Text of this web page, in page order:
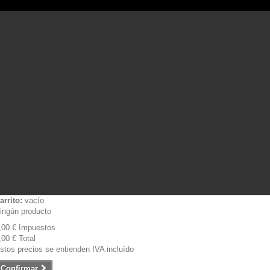
vacío
producto
€ Impuestos
€ Total
precios se entienden IVA incluído